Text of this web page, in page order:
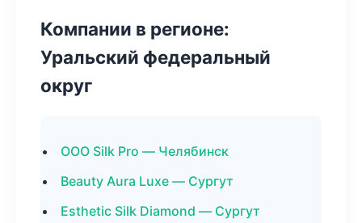
Компании в регионе:
Уральский федеральный
округ
ООО Silk Pro — Челябинск
Beauty Aura Luxe — Сургут
Esthetic Silk Diamond — Сургут